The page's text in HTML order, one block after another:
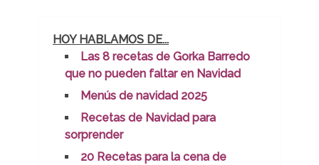
HOY HABLAMOS DE...
Las 8 recetas de Gorka Barredo
que no pueden faltar en Navidad
Menús de navidad 2025
Recetas de Navidad para
sorprender
20 Recetas para la cena de